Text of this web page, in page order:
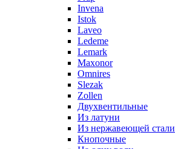
Invena
Istok
Laveo
Ledeme
Lemark
Maxonor
Omnires
Slezak
Zollen
Двухвентильные
Из латуни
Из нержавеющей стали
Кнопочные